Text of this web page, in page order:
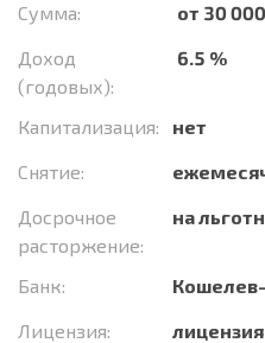
Сумма:
от 30
Доход
(годовых):
6.5 %
Капитализация:
нет
Снятие:
Досрочное
расторжение:
на
Банк:
Лицензия: